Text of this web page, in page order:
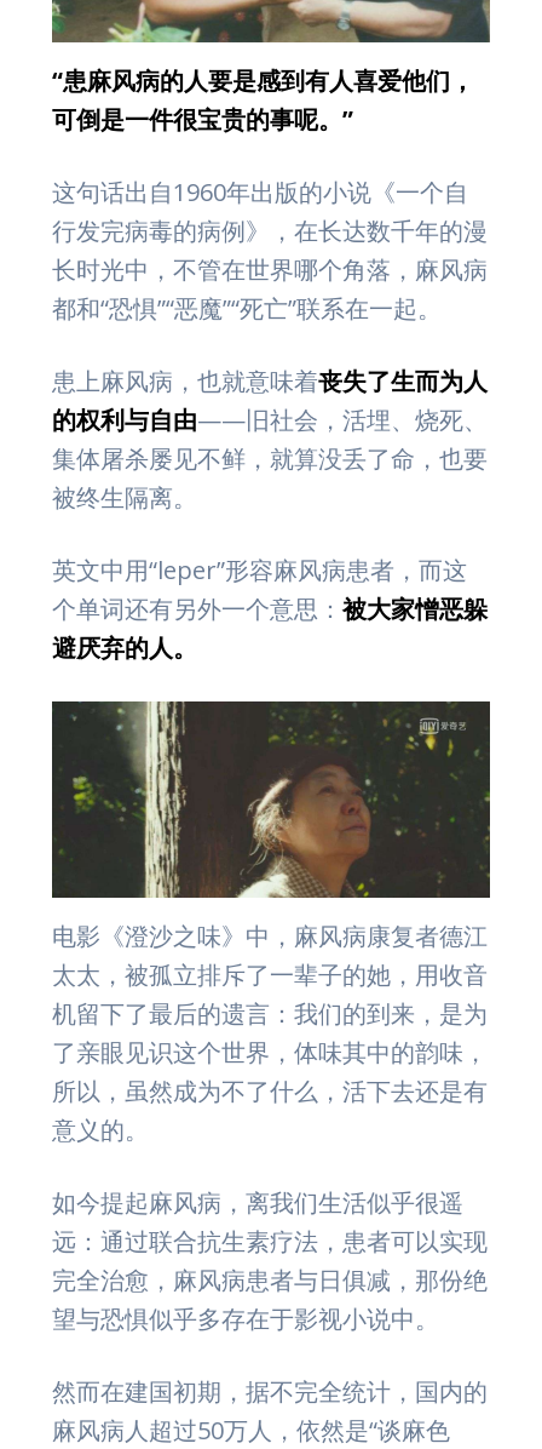
“患麻风病的人要是感到有人喜爱他们，
可倒是一件很宝贵的事呢。 ”
这句话出自1960年出版的小说《一个自
行发完病毒的病例》，在长达数千年的漫
长时光中，不管在世界哪个角落，麻风病
都和“恐惧”“恶魔”“死亡”联系在一起。
患上麻风病，也就意味着丧失了生而为人
的权利与自由——旧社会，活埋、烧死、
集体屠杀屡见不鲜，就算没丢了命，也要
被终生隔离。
英文中用“leper”形容麻风病患者，而这
个单词还有另外一个意思：被大家憎恶躲
避厌弃的人。
电影《澄沙之味》中，麻风病康复者德江
太太，被孤立排斥了一辈子的她，用收音
机留下了最后的遗言：我们的到来，是为
了亲眼见识这个世界，体味其中的韵味，
所以，虽然成为不了什么，活下去还是有
意义的。
如今提起麻风病，离我们生活似乎很遥
远：通过联合抗生素疗法，患者可以实现
完全治愈，麻风病患者与日俱减，那份绝
望与恐惧似乎多存在于影视小说中。
然而在建国初期，据不完全统计，国内的
麻风病人超过50万人，依然是“谈麻色